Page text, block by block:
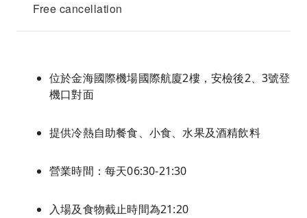
Free cancellation
位於金海國際機場國際航廈2樓，安檢後2、3號登
機口對面
提供冷熱自助餐食、小食、水果及酒精飲料
營業時間：每天06:30-21:30
入場及食物截止時間為21:20